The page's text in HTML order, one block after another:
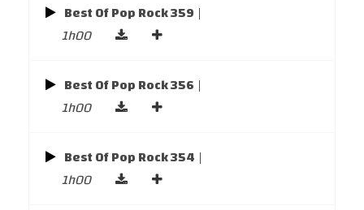
Best Of Pop Rock 359 |
1h00
Best Of Pop Rock 356 |
1h00
Best Of Pop Rock 354 |
1h00